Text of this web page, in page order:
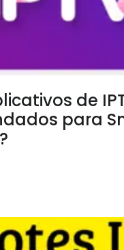
de
para